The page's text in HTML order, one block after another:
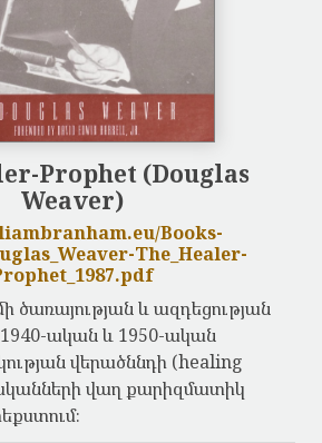
Prophet (Douglas
Weaver)
Books-
The_Healer-
ծառայության և ազդեցության
1940-ական և 1950-ական
վերածննդի (healing
վաղ քարիզմատիկ